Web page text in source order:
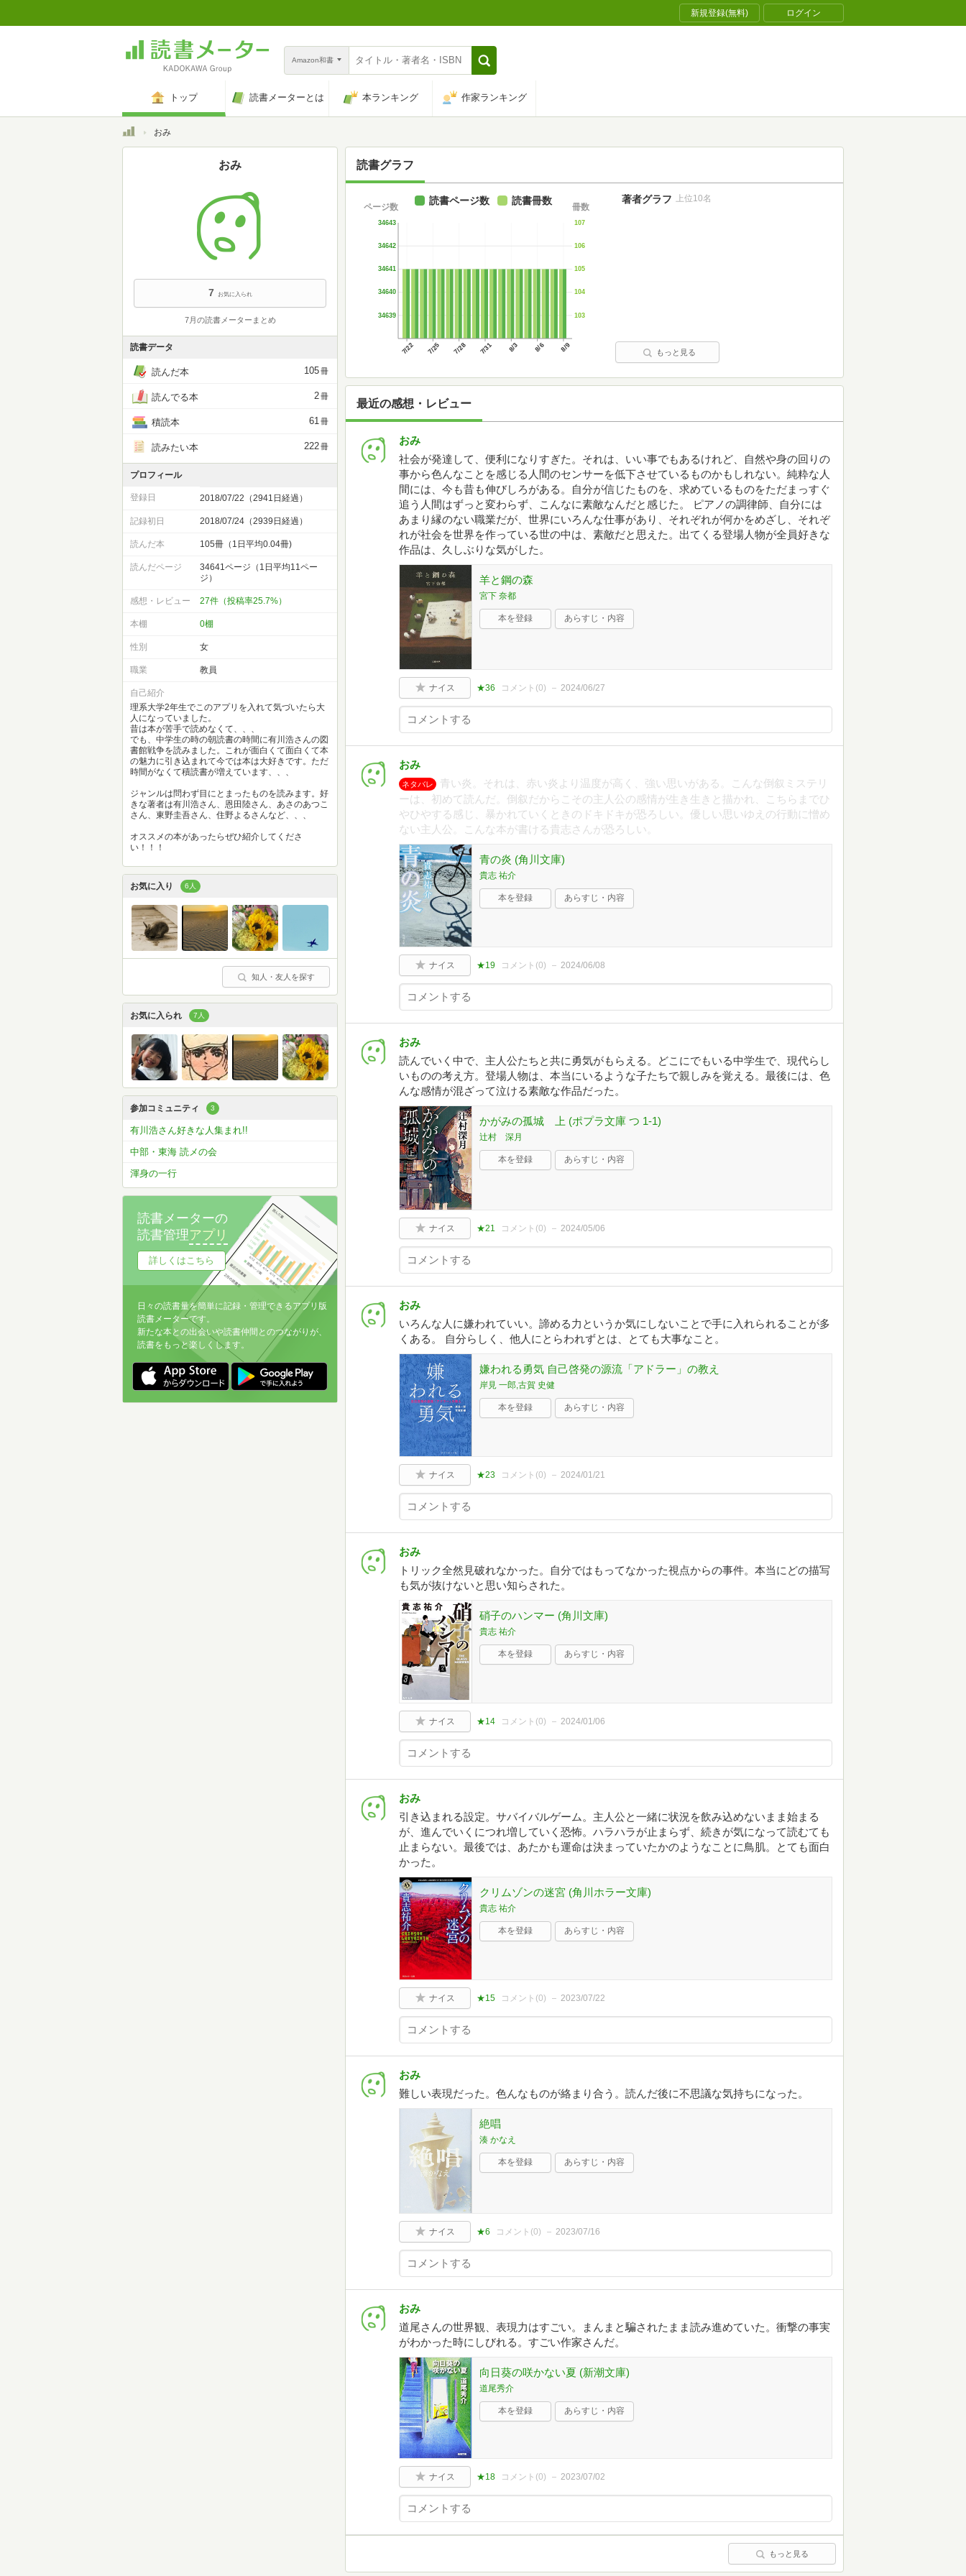
新規登録(無料) ログイン
Amazon和書
トップ 読書メーターとは 本ランキング 作家ランキング
トップおみ
読書グラフ
7/22 7/25 7/28 7/31 8/3 8/6 8/9
34639
34640
34641
34642
34643
ページ数
103
104
105
106
107
冊数
読書ページ数 読書冊数 著者グラフ 上位10名
もっと見る
最近の感想・レビュー
おみ
社会が発達して、便利になりすぎた。それは、いい事でもあるけれど、自然や身の回りの
事から色んなことを感じる人間のセンサーを低下させているものかもしれない。純粋な人
間には、今も昔も伸びしろがある。自分が信じたものを、求めているものをただまっすぐ
追う人間はずっと変わらず、こんなに素敵なんだと感じた。 ピアノの調律師、自分には
あまり縁のない職業だが、世界にいろんな仕事があり、それぞれが何かをめざし、それぞ
れが社会を世界を作っている世の中は、素敵だと思えた。出てくる登場人物が全員好きな
作品は、久しぶりな気がした。
羊と鋼の森
宮下 奈都
本を登録 あらすじ・内容
ナイス ★36 コメント(0) 2024/06/27
おみ
ネタバレ
青い炎。それは、赤い炎より温度が高く、強い思いがある。こんな倒叙ミステリ
ーは、初めて読んだ。倒叙だからこその主人公の感情が生き生きと描かれ、こちらまでひ
やひやする感じ、暴かれていくときのドキドキが恐ろしい。優しい思いゆえの行動に憎め
ない主人公。こんな本が書ける貴志さんが恐ろしい。
青の炎 (角川文庫)
貴志 祐介
本を登録 あらすじ・内容
ナイス ★19 コメント(0) 2024/06/08
おみ
読んでいく中で、主人公たちと共に勇気がもらえる。どこにでもいる中学生で、現代らし
いものの考え方。登場人物は、本当にいるような子たちで親しみを覚える。最後には、色
んな感情が混ざって泣ける素敵な作品だった。
かがみの孤城 上 (ポプラ文庫 つ 1-1)
辻村 深月
本を登録 あらすじ・内容
ナイス ★21 コメント(0) 2024/05/06
おみ
いろんな人に嫌われていい。諦める力というか気にしないことで手に入れられることが多
くある。 自分らしく、他人にとらわれずとは、とても大事なこと。
嫌われる勇気 自己啓発の源流「アドラー」の教え
岸見 一郎,古賀 史健
本を登録 あらすじ・内容
ナイス ★23 コメント(0) 2024/01/21
おみ
トリック全然見破れなかった。自分ではもってなかった視点からの事件。本当にどの描写
も気が抜けないと思い知らされた。
硝子のハンマー (角川文庫)
貴志 祐介
本を登録 あらすじ・内容
ナイス ★14 コメント(0) 2024/01/06
おみ
引き込まれる設定。サバイバルゲーム。主人公と一緒に状況を飲み込めないまま始まる
が、進んでいくにつれ増していく恐怖。ハラハラが止まらず、続きが気になって読むても
止まらない。最後では、あたかも運命は決まっていたかのようなことに鳥肌。とても面白
かった。
クリムゾンの迷宮 (角川ホラー文庫)
貴志 祐介
本を登録 あらすじ・内容
ナイス ★15 コメント(0) 2023/07/22
おみ
難しい表現だった。色んなものが絡まり合う。読んだ後に不思議な気持ちになった。
絶唱
湊 かなえ
本を登録 あらすじ・内容
ナイス ★6 コメント(0) 2023/07/16
おみ
道尾さんの世界観、表現力はすごい。まんまと騙されたまま読み進めていた。衝撃の事実
がわかった時にしびれる。すごい作家さんだ。
向日葵の咲かない夏 (新潮文庫)
道尾秀介
本を登録 あらすじ・内容
ナイス ★18 コメント(0) 2023/07/02
もっと見る
おみ
7 お気に入られ
7月の読書メーターまとめ
読書データ
読んだ本 105冊
読んでる本 2冊
積読本 61冊
読みたい本 222冊
プロフィール
登録日 2018/07/22（2941日経過）
記録初日 2018/07/24（2939日経過）
読んだ本 105冊（1日平均0.04冊)
読んだページ
34641ページ（1日平均11ペー
ジ）
感想・レビュー 27件（投稿率25.7%）
本棚 0棚
性別 女
職業 教員
自己紹介
理系大学2年生でこのアプリを入れて気づいたら大
人になっていました。
昔は本が苦手で読めなくて、、、
でも、中学生の時の朝読書の時間に有川浩さんの図
書館戦争を読みました。これが面白くて面白くて本
の魅力に引き込まれて今では本は大好きです。ただ
時間がなくて積読書が増えています、、、
ジャンルは問わず目にとまったものを読みます。好
きな著者は有川浩さん、恩田陸さん、あさのあつこ
さん、東野圭吾さん、住野よるさんなど、、、
オススメの本があったらぜひ紹介してくださ
い！！！
お気に入り 6人
知人・友人を探す
お気に入られ 7人
参加コミュニティ 3
有川浩さん好きな人集まれ!!
中部・東海 読メの会
渾身の一行
読書メーターの
読書管理アプリ
詳しくはこちら
日々の読書量を簡単に記録・管理できるアプリ版
読書メーターです。
新たな本との出会いや読書仲間とのつながりが、
読書をもっと楽しくします。